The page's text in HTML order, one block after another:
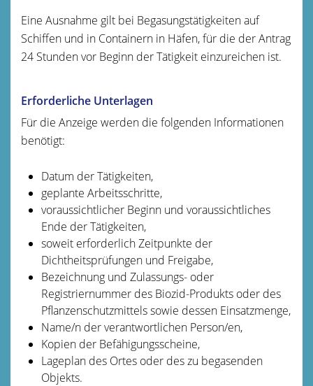
Eine Ausnahme gilt bei Begasungstätigkeiten auf
Schiffen und in Containern in Häfen, für die der Antrag
24 Stunden vor Beginn der Tätigkeit einzureichen ist.
Erforderliche Unterlagen
Für die Anzeige werden die folgenden Informationen
benötigt:
Datum der Tätigkeiten,
geplante Arbeitsschritte,
voraussichtlicher Beginn und voraussichtliches
Ende der Tätigkeiten,
soweit erforderlich Zeitpunkte der
Dichtheitsprüfungen und Freigabe,
Bezeichnung und Zulassungs- oder
Registriernummer des Biozid-Produkts oder des
Pflanzenschutzmittels sowie dessen Einsatzmenge,
Name/n der verantwortlichen Person/en,
Kopien der Befähigungsscheine,
Lageplan des Ortes oder des zu begasenden
Objekts.